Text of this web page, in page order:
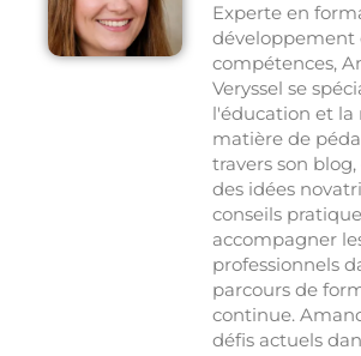
Experte en
développement
compétences,
Veryssel se
l'éducation et la
matière de
travers son
des idées
conseils
accompagner
professionnels
parcours de
continue.
défis actuels